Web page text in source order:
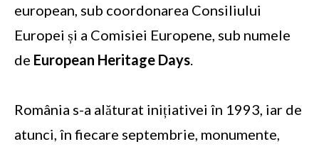
european, sub coordonarea Consiliului
Europei și a Comisiei Europene, sub numele
de European Heritage Days.
România s-a alăturat inițiativei în 1993, iar de
atunci, în fiecare septembrie, monumente,